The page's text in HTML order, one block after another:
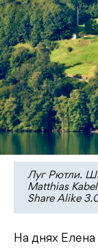
Луг Рютли.
Matthias
Share Alike
На днях